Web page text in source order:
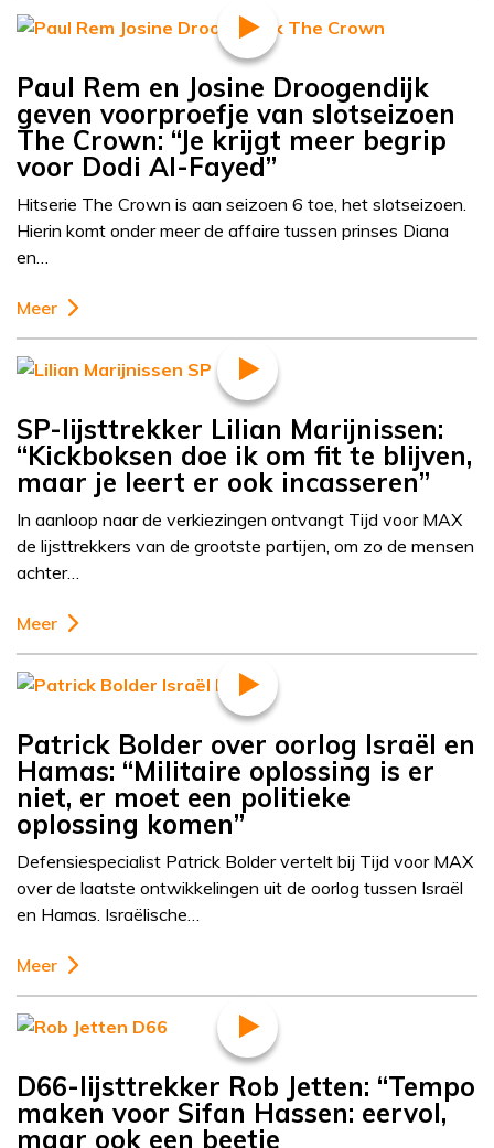
Paul Rem en Josine Droogendijk
geven voorproefje van slotseizoen
The Crown: “Je krijgt meer begrip
voor Dodi Al-Fayed”
Hitserie The Crown is aan seizoen 6 toe, het slotseizoen.
Hierin komt onder meer de affaire tussen prinses Diana
en…
Meer
SP-lijsttrekker Lilian Marijnissen:
“Kickboksen doe ik om fit te blijven,
maar je leert er ook incasseren”
In aanloop naar de verkiezingen ontvangt Tijd voor MAX
de lijsttrekkers van de grootste partijen, om zo de mensen
achter…
Meer
Patrick Bolder over oorlog Israël en
Hamas: “Militaire oplossing is er
niet, er moet een politieke
oplossing komen”
Defensiespecialist Patrick Bolder vertelt bij Tijd voor MAX
over de laatste ontwikkelingen uit de oorlog tussen Israël
en Hamas. Israëlische…
Meer
D66-lijsttrekker Rob Jetten: “Tempo
maken voor Sifan Hassen: eervol,
maar ook een beetje